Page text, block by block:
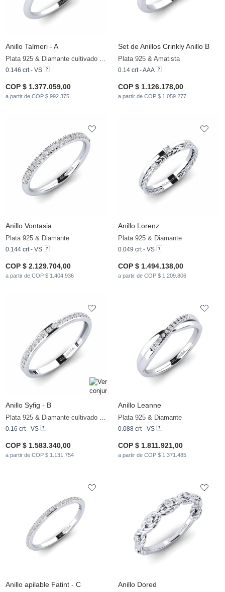
Anillo Talmeri - A
Plata 925 & Diamante cultivado en laboratorio
0.146 crt - VS
COP $ 1.377.059,00
a partir de COP $ 992.375
Set de Anillos Crinkly Anillo B
Plata 925 & Amatista
0.14 crt - AAA
COP $ 1.126.178,00
a partir de COP $ 1.059.277
Anillo Vontasia
Plata 925 & Diamante
0.144 crt - VS
COP $ 2.129.704,00
a partir de COP $ 1.404.936
Anillo Lorenz
Plata 925 & Diamante
0.049 crt - VS
COP $ 1.494.138,00
a partir de COP $ 1.209.806
Anillo Syfig - B
Plata 925 & Diamante cultivado en laboratorio
0.16 crt - VS
COP $ 1.583.340,00
a partir de COP $ 1.131.754
Anillo Leanne
Plata 925 & Diamante
0.088 crt - VS
COP $ 1.811.921,00
a partir de COP $ 1.371.485
Anillo apilable Fatint - C Anillo Dored